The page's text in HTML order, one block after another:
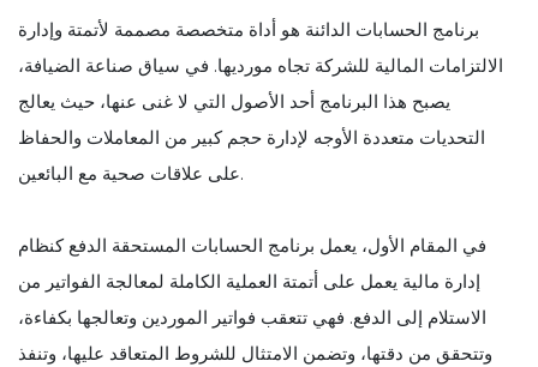
برنامج الحسابات الدائنة هو أداة متخصصة مصممة لأتمتة وإدارة
الالتزامات المالية للشركة تجاه مورديها. في سياق صناعة الضيافة،
يصبح هذا البرنامج أحد الأصول التي لا غنى عنها، حيث يعالج
التحديات متعددة الأوجه لإدارة حجم كبير من المعاملات والحفاظ
على علاقات صحية مع البائعين.
في المقام الأول، يعمل برنامج الحسابات المستحقة الدفع كنظام
إدارة مالية يعمل على أتمتة العملية الكاملة لمعالجة الفواتير من
الاستلام إلى الدفع. فهي تتعقب فواتير الموردين وتعالجها بكفاءة،
وتتحقق من دقتها، وتضمن الامتثال للشروط المتعاقد عليها، وتنفذ